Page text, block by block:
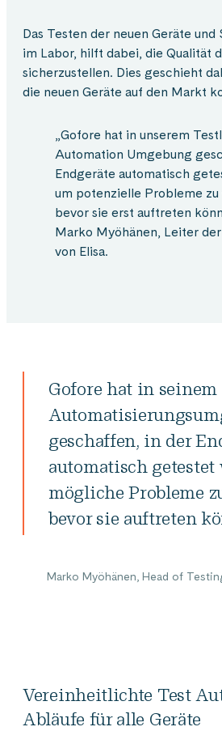
Das Testen der neuen Geräte
im Labor, hilft dabei, die Qualität
sicherzustellen. Dies geschieht
die neuen Geräte auf den Markt
„Gofore hat in unserem
Automation Umgebung
Endgeräte automatisch
um potenzielle Probleme zu
bevor sie erst auftreten
Marko Myöhänen, Leiter
von Elisa.
Gofore hat in seinem
geschaffen, in der
automatisch getestet
mögliche Probleme
bevor sie auftreten
Marko Myöhänen, Head of
Vereinheitlichte Test
Abläufe für alle Geräte